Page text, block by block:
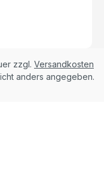
zzgl. Versandkosten
anders angegeben.